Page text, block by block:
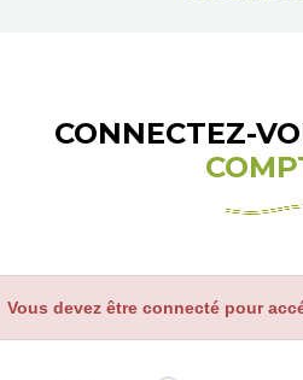
CONNECTEZ-
Vous devez être connecté pour